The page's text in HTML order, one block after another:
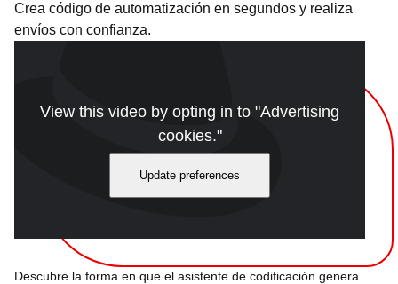
Crea código de automatización en segundos y realiza
envíos con confianza.
View this video by opting in to "Advertising
cookies."
Update preferences
Descubre la forma en que el asistente de codificación genera